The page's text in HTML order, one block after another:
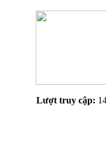
Lượt truy cập: